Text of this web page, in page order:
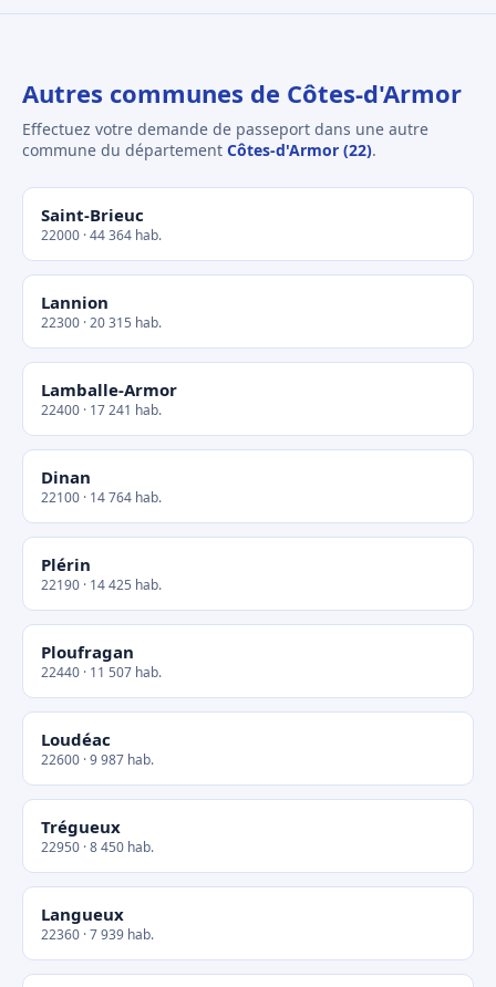
Autres communes de Côtes-d'Armor
Effectuez votre demande de passeport dans une autre
commune du département Côtes-d'Armor (22).
Saint-Brieuc
22000 · 44 364 hab.
Lannion
22300 · 20 315 hab.
Lamballe-Armor
22400 · 17 241 hab.
Dinan
22100 · 14 764 hab.
Plérin
22190 · 14 425 hab.
Ploufragan
22440 · 11 507 hab.
Loudéac
22600 · 9 987 hab.
Trégueux
22950 · 8 450 hab.
Langueux
22360 · 7 939 hab.